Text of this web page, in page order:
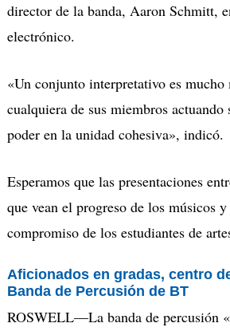
director de la banda, Aaron Schmitt,
electrónico.
«Un conjunto interpretativo es mucho
cualquiera de sus miembros
poder en la unidad cohesiva», indicó.
Esperamos que las presentaciones
que vean el progreso de los músicos y
compromiso de los estudiantes de
Aficionados en gradas, centro
Banda de Percusión de BT
ROSWELL—La banda de percusión «